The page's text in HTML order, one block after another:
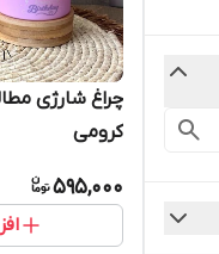
چراغ
کرومی
595,000